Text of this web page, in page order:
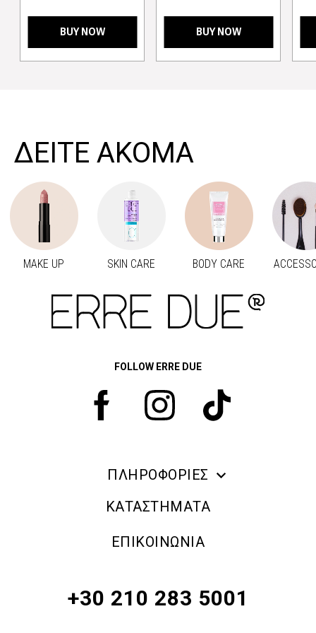
BUY NOW BUY NOW
ΔΕΙΤΕ ΑΚΟΜΑ
MAKE UP SKIN CARE BODY CARE
FOLLOW ERRE DUE
ΠΛΗΡΟΦΟΡΙΕΣ
ERRE DUE MAKE UP
ΠΟΛΙΤΙΚΗ ΕΠΙΣΤΡΟΦΗΣ ΠΡΟΪΟΝΤΩΝ
ΚΑΤΑΣΤΗΜΑΤΑ
ΕΠΙΚΟΙΝΩΝΙΑ
+30 210 283 5001